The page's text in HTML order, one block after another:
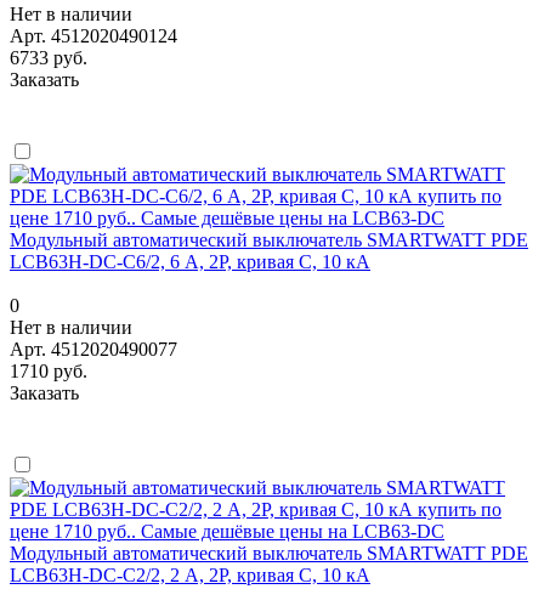
Нет в наличии
Арт. 4512020490124
6733 руб.
Заказать
Модульный автоматический выключатель SMARTWATT PDE
LCB63H-DC-C6/2, 6 А, 2P, кривая C, 10 кА
0
Нет в наличии
Арт. 4512020490077
1710 руб.
Заказать
Модульный автоматический выключатель SMARTWATT PDE
LCB63H-DC-C2/2, 2 А, 2P, кривая C, 10 кА